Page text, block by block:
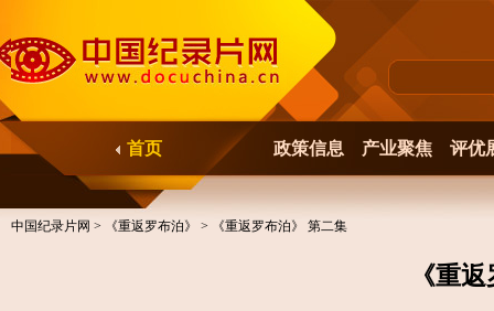
首页 政策信息 产业聚焦 评优
中国纪录片网 > 《重返罗布泊》 > 《重返罗布泊》 第二集
《重